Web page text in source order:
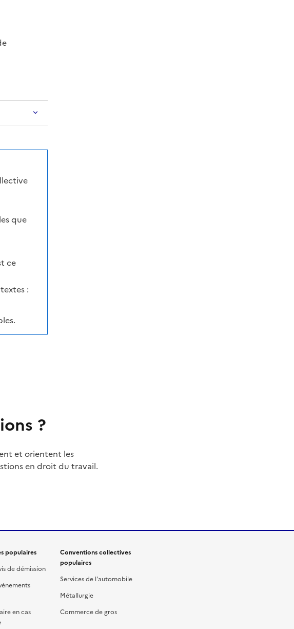
que
ce
:
?
et orientent les
en droit du travail.
populaires
de démission
en cas
Conventions collectives
populaires
Services de l'automobile
Métallurgie
Commerce de gros